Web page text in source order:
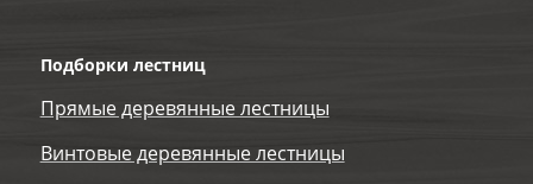
Подборки лестниц
Прямые деревянные лестницы
Винтовые деревянные лестницы